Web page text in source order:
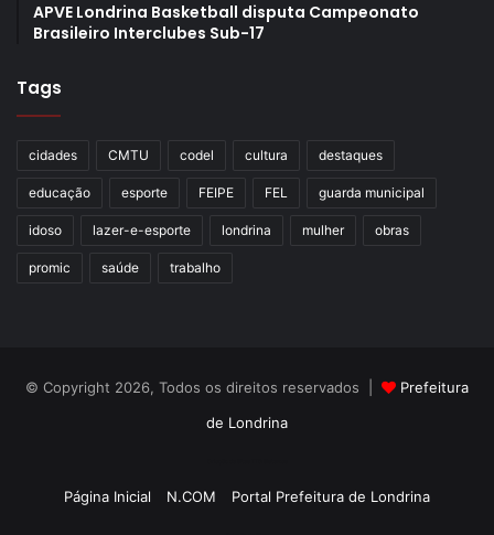
Esportes de Londrina (CAFEL), que conta com membros
da diretoria da FEL e representantes do Executivo, dos
de Esportes e Lazer (CMEL), cuida da segunda etapa. Este
APVE Londrina Basketball disputa Campeonato
Brasileiro Interclubes Sub-17
Tags
cidades CMTU codel cultura destaques
educação esporte FEIPE FEL guarda municipal
idoso lazer-e-esporte londrina mulher obras
promic saúde trabalho
© Copyright 2026, Todos os direitos reservados |
Prefeitura
de Londrina
Página Inicial N.COM Portal Prefeitura de Londrina